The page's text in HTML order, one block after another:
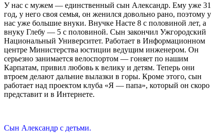
У нас с мужем — единственный сын Александр. Ему уже 31
год, у него своя семья, он женился довольно рано, поэтому у
нас уже большие внуки. Внучке Насте 8 с половиной лет, а
внуку Глебу — 5 с половиной. Сын закончил Ужгородский
Национальный Университет. Работает в Информационном
центре Министерства юстиции ведущим инженером. Он
серьезно занимается велоспортом — гоняет по нашим
Карпатам, привил любовь к велику и детям. Теперь они
втроем делают дальние вылазки в горы. Кроме этого, сын
работает над проектом клуба «Я — папа», который он скоро
представит и в Интернете.
Сын Александр с детьми.